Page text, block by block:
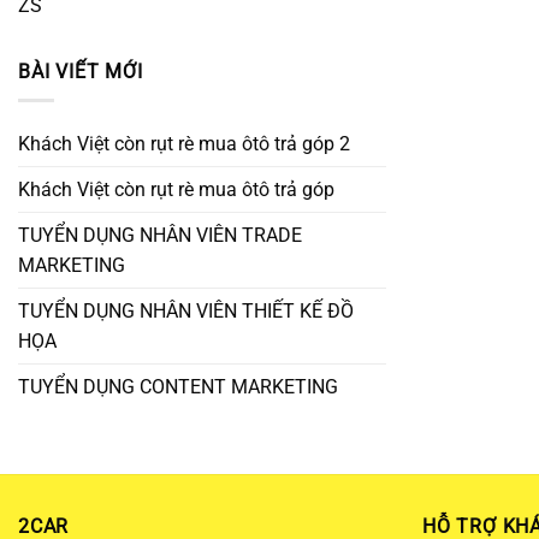
ZS
BÀI VIẾT MỚI
Khách Việt còn rụt rè mua ôtô trả góp 2
Khách Việt còn rụt rè mua ôtô trả góp
TUYỂN DỤNG NHÂN VIÊN TRADE
MARKETING
TUYỂN DỤNG NHÂN VIÊN THIẾT KẾ ĐỒ
HỌA
TUYỂN DỤNG CONTENT MARKETING
2CAR HỖ TRỢ